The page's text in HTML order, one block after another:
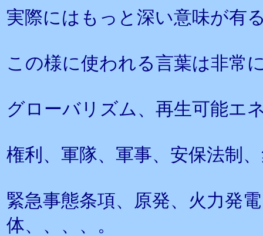
実際にはもっと深い意味が有
この様に使われる言葉は非常
グローバリズム、再生可能エ
権利、軍隊、軍事、安保法制
緊急事態条項、原発、火力発
体、、、、。